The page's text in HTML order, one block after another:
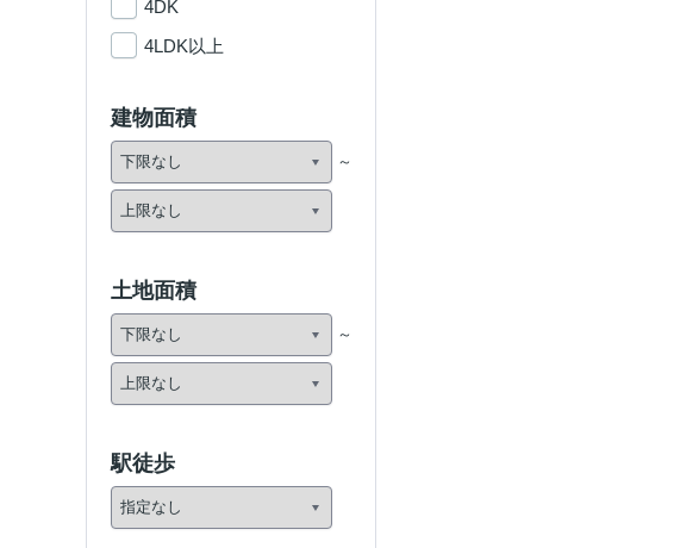
4DK
4LDK以上
建物面積
土地面積
駅徒歩